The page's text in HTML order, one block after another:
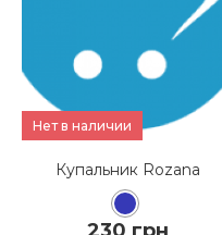
Нет в наличии
Купальник Rozana